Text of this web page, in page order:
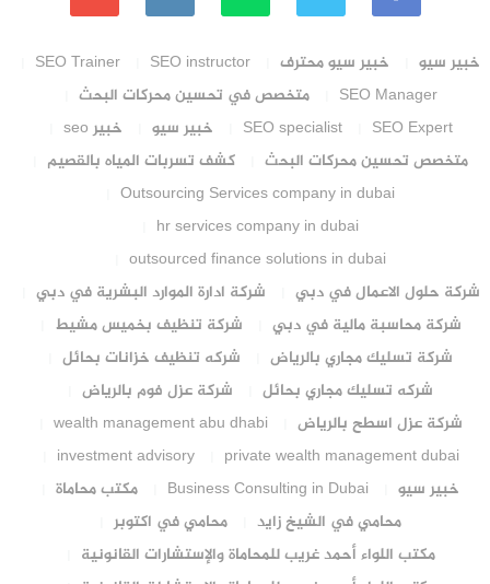
خبير سيو خبير سيو محترف SEO instructor
SEO Trainer
SEO Manager
متخصص في تحسين محركات البحث
SEO Expert
SEO specialist خبير سيو
خبير seo
متخصص تحسين محركات البحث
كشف تسربات المياه بالقصيم
Outsourcing Services company in dubai
hr services company in dubai
outsourced finance solutions in dubai
شركة حلول الاعمال في دبي
شركة ادارة الموارد البشرية في دبي
شركة محاسبة مالية في دبي
شركة تنظيف بخميس مشيط
شركة تسليك مجاري بالرياض
شركه تنظيف خزانات بحائل
شركه تسليك مجاري بحائل
شركة عزل فوم بالرياض
شركة عزل اسطح بالرياض
wealth management abu dhabi
private wealth management dubai
investment advisory
خبير سيو
Business Consulting in Dubai
مكتب محاماة
محامي في الشيخ زايد
محامي في اكتوبر
مكتب اللواء أحمد غريب للمحاماة والإستشارات القانونية